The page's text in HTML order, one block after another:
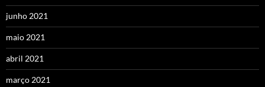
junho 2021
maio 2021
abril 2021
março 2021